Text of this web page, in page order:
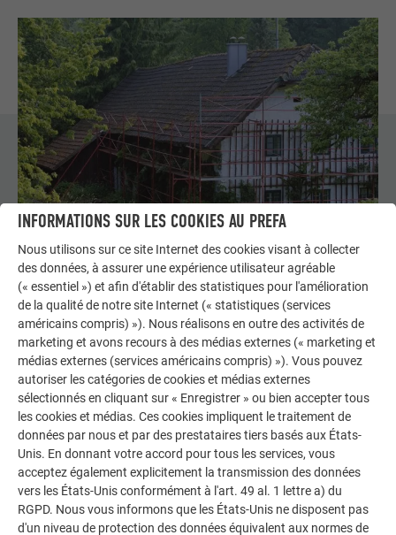
Rénovation de toiture : il faut une nouvelle toiture !
Besoin d’une rénovation de toiture ? Fuites dans la toiture ou
défauts visuels – les raisons de rénover une toiture sont
nombreuses. Pour éviter les erreurs, vous trouverez ici une
liste de contrôle avec des conseils et astuces pour la
planification.
ACCÉDER AUX CONSEILS DE CONSTRUCTION
INFORMATIONS SUR LES COOKIES AU PREFA
Nous utilisons sur ce site Internet des cookies visant à collecter
des données, à assurer une expérience utilisateur agréable
(« essentiel ») et afin d'établir des statistiques pour l'amélioration
de la qualité de notre site Internet (« statistiques (services
américains compris) »). Nous réalisons en outre des activités de
marketing et avons recours à des médias externes (« marketing et
médias externes (services américains compris) »). Vous pouvez
autoriser les catégories de cookies et médias externes
sélectionnés en cliquant sur « Enregistrer » ou bien accepter tous
les cookies et médias. Ces cookies impliquent le traitement de
données par nous et par des prestataires tiers basés aux États-
Unis. En donnant votre accord pour tous les services, vous
acceptez également explicitement la transmission des données
vers les États-Unis conformément à l'art. 49 al. 1 lettre a) du
RGPD. Nous vous informons que les États-Unis ne disposent pas
d'un niveau de protection des données équivalent aux normes de